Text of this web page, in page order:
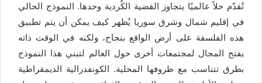
تُقدّم حلاً عالميًا يتجاوز القضية الكُردية وحدها. النموذج الحالي
في إقليم شمال وشرق سوريا يُظهر كيف يمكن أن يتم تطبيق
هذه الفلسفة على أرض الواقع بنجاح، ولكنه في الوقت ذاته
يفتح المجال لمجتمعات أخرى حول العالم لتبني هذا النموذج
بطرق تتناسب مع ظروفها المحلية. الكونفدرالية الديمقراطية